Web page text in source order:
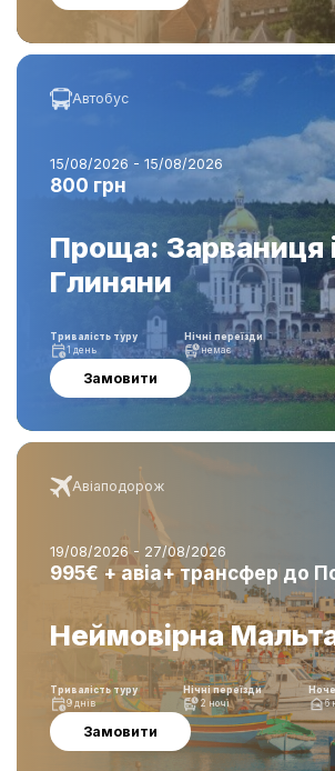
Автобус
15/08/2026 - 15/08/2026
800 грн
Проща: Зарваниця
Глиняни
Замовити
Тривалість туру
1 день
Нічні переїзди
немає
Авіаподорож
19/08/2026 - 27/08/2026
995€ + авіа+ трансфер до
Неймовірна
Замовити
Тривалість туру
9 днів
Нічні переїзди
2 ночі
6